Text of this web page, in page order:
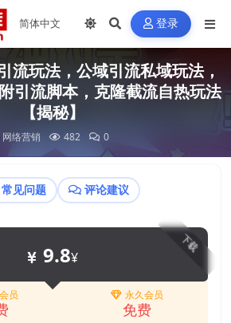
登录
流玩法，公域引流私域玩法，
引流脚本，克隆截流自热玩法
【揭秘】
网络营销 482 0
常见问题 评论建议
下载
9.8¥
员 永久会员
免费